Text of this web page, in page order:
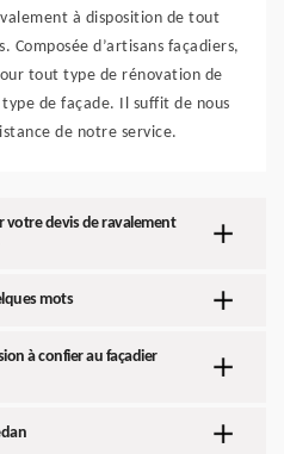
à disposition de tout
Composée d’artisans façadiers,
tout type de rénovation de
de façade. Il suffit de nous
de notre service.
votre devis de ravalement
mots
à confier au façadier